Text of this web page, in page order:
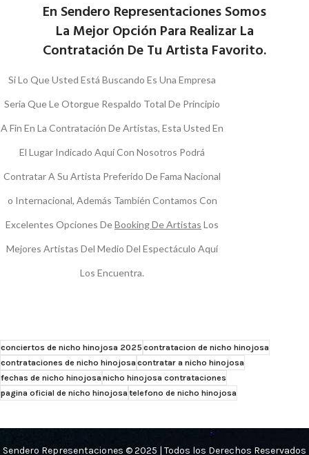
En Sendero Representaciones Somos
La Mejor Opción Para Realizar La
Contratación De Tu Artista Favorito.
Si Lo Que Usted Está Buscando Es Una Empresa
Seria Que Le Otorgue Respaldo Total De Principio
A Fin En La Contratación De Artistas, Esta Usted En
El Lugar Indicado Aquí Con Nosotros Podrá
Contratar A Su Artista Preferido De Fama Nacional
o Internacional, Además También Contamos Con
Excelentes Opciones DeBooking De Artistas Los
Mejores Artistas Del Medio Del Espectáculo Aquí
Los Encuentra.
conciertos de nicho hinojosa 2025 contratacion de nicho hinojosa
contrataciones de nicho hinojosa contratar a nicho hinojosa
fechas de nicho hinojosa nicho hinojosa contrataciones
pagina oficial de nicho hinojosa telefono de nicho hinojosa
Sendero Representaciones © 2025 | Todos los Derechos Reservados